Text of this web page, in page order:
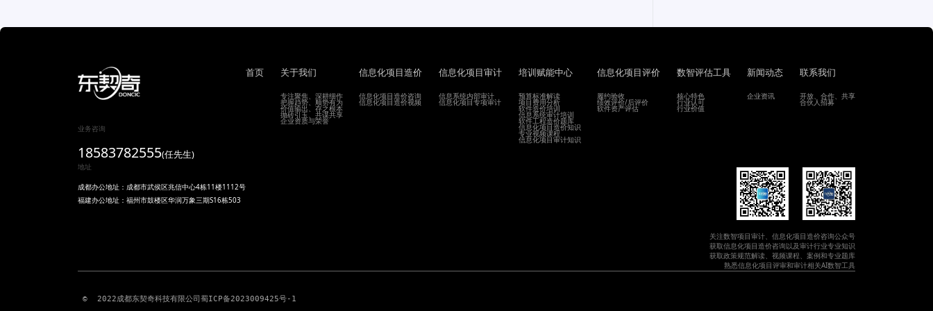
业务咨询
18583782555(任先生)
地址
成都办公地址：成都市武侯区兆信中心4栋11楼1112号
福建办公地址：福州市鼓楼区华润万象三期S16栋503
首页 关于我们
专注聚焦、深耕细作
把握趋势、顺势有为
价值输出、存之根本
抛砖引玉、共谋共享
企业资质与荣誉
信息化项目造价
信息化项目造价咨询
信息化项目造价视频
信息化项目审计
信息系统内部审计
信息化项目专项审计
培训赋能中心
预算标准解读
项目费用分析
软件造价培训
信息系统审计培训
软件工程造价题库
信息化项目造价知识
专业视频课程
信息化项目审计知识
信息化项目评价
履约验收
绩效评价/后评价
软件资产评估
数智评估工具
核心特色
行业认可
行业价值
新闻动态
企业资讯
联系我们
开放、合作、共享
合伙人招募
关注数智项目审计、信息化项目造价咨询公众号
获取信息化项目造价咨询以及审计行业专业知识
获取政策规范解读、视频课程、案例和专业题库
熟悉信息化项目评审和审计相关AI数智工具
©  2022成都东契奇科技有限公司 蜀ICP备2023009425号-1